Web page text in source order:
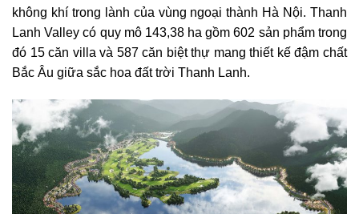
không khí trong lành của vùng ngoại thành Hà Nội. Thanh
Lanh Valley có quy mô 143,38 ha gồm 602 sản phẩm trong
đó 15 căn villa và 587 căn biệt thự mang thiết kế đậm chất
Bắc Âu giữa sắc hoa đất trời Thanh Lanh.